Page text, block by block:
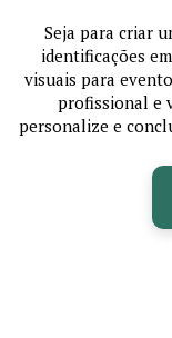
Seja para criar
identificações
visuais para
profissional e
personalize e